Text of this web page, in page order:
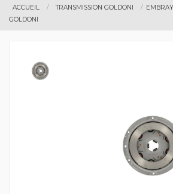
ACCUEIL TRANSMISSION GOLDONI
GOLDONI